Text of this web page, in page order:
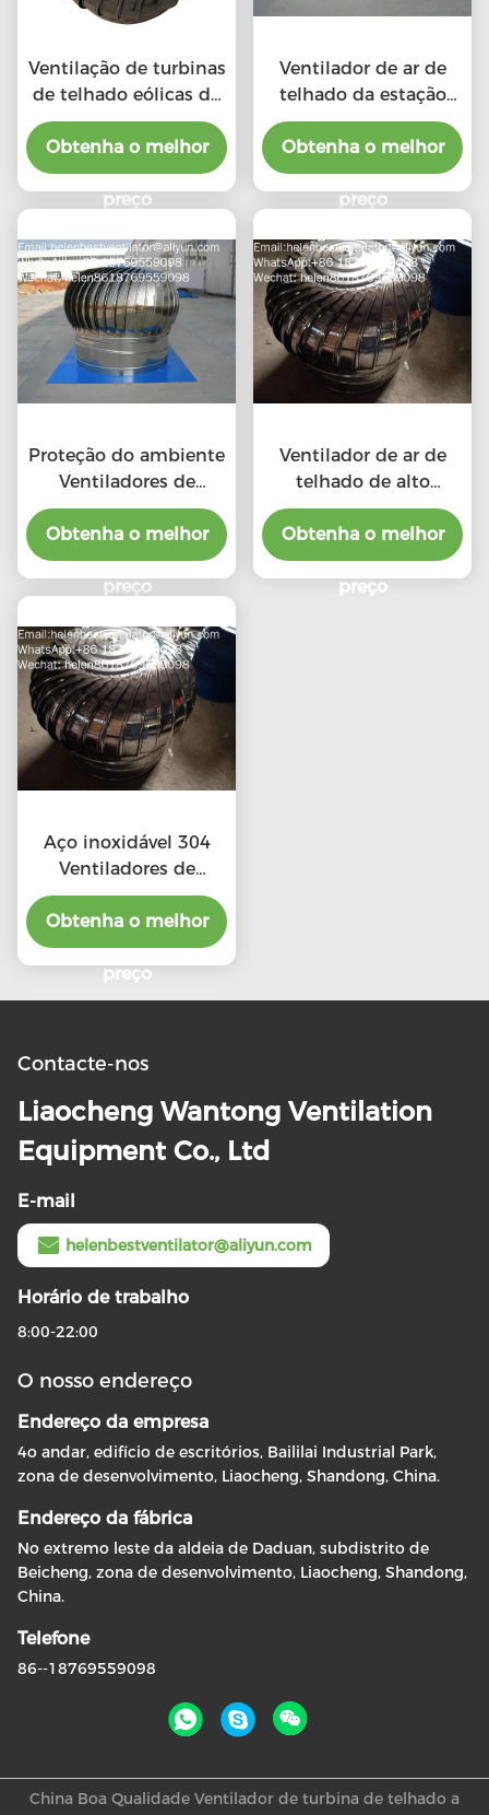
Ventilação de turbinas
de telhado eólicas de
aço inoxidável 201 LC-
BEST de tamanho 500
mm para fábrica
Obtenha o melhor
preço
Ventilador de ar de
telhado da estação
chuvosa com o preço
do benefício material
Obtenha o melhor
preço
Proteção do ambiente
Ventiladores de
telhado de escape de
alta CFM com
ventiladores
profissionais
Obtenha o melhor
preço
Ventilador de ar de
telhado de alto
desempenho em
relação ao custo para
produto profissional
Obtenha o melhor
preço
Aço inoxidável 304
Ventiladores de
telhado de escape de
alta CFM com preço
preferencial
Obtenha o melhor
preço
Contacte-nos
Liaocheng Wantong Ventilation
Equipment Co., Ltd
E-mail
helenbestventilator@aliyun.com
Horário de trabalho
8:00-22:00
O nosso endereço
Endereço da empresa
4o andar, edifício de escritórios, Baililai Industrial Park,
zona de desenvolvimento, Liaocheng, Shandong, China.
Endereço da fábrica
No extremo leste da aldeia de Daduan, subdistrito de
Beicheng, zona de desenvolvimento, Liaocheng, Shandong,
China.
Telefone
86--18769559098
China Boa Qualidade Ventilador de turbina de telhado a